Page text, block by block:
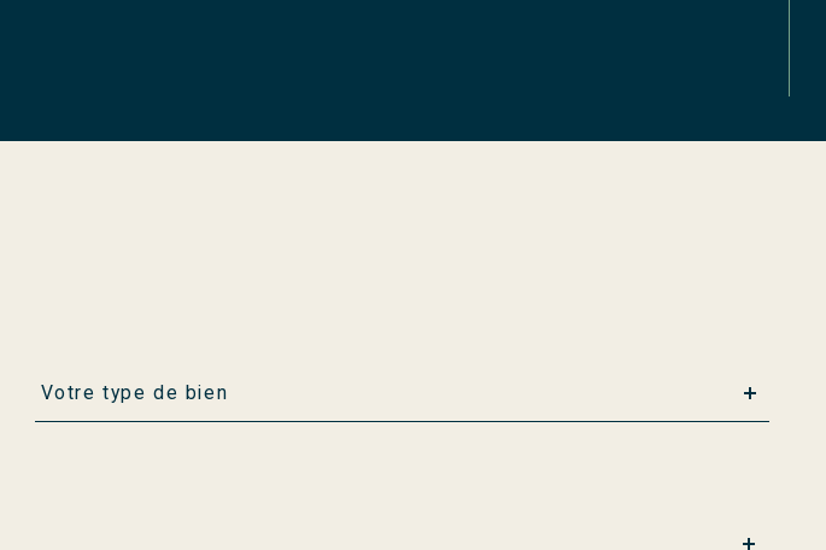
d'offre
Votre type de bien